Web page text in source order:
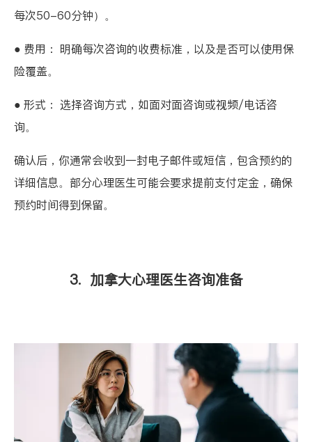
每次50-60分钟）。
● 费用： 明确每次咨询的收费标准，以及是否可以使用保
险覆盖。
● 形式： 选择咨询方式，如面对面咨询或视频/电话咨
询。
确认后，你通常会收到一封电子邮件或短信，包含预约的
详细信息。部分心理医生可能会要求提前支付定金，确保
预约时间得到保留。
3. 加拿大心理医生咨询准备